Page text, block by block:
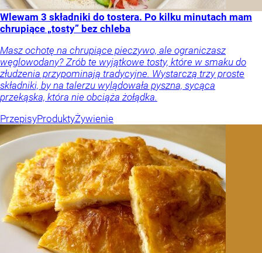
Wlewam 3 składniki do tostera. Po kilku minutach mam
chrupiące „tosty” bez chleba
Masz ochotę na chrupiące pieczywo, ale ograniczasz
węglowodany? Zrób te wyjątkowe tosty, które w smaku do
złudzenia przypominają tradycyjne. Wystarczą trzy proste
składniki, by na talerzu wylądowała pyszna, sycąca
przekąska, która nie obciąża żołądka.
PrzepisyProduktyŻywienie